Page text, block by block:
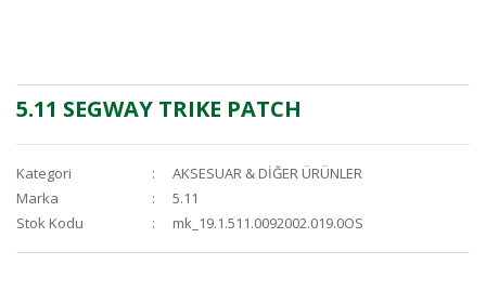
5.11 SEGWAY TRIKE PATCH
Kategori
AKSESUAR & DİĞER ÜRÜNLER
Marka
5.11
Stok Kodu
mk_19.1.511.0092002.019.0OS